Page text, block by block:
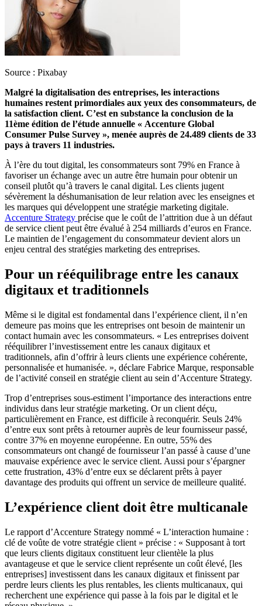
Source : Pixabay
Malgré la digitalisation des entreprises, les interactions
humaines restent primordiales aux yeux des consommateurs, de
la satisfaction client. C’est en substance la conclusion de la
11ème édition de l’étude annuelle « Accenture Global
Consumer Pulse Survey », menée auprès de 24.489 clients de 33
pays à travers 11 industries.
À l’ère du tout digital, les consommateurs sont 79% en France à
favoriser un échange avec un autre être humain pour obtenir un
conseil plutôt qu’à travers le canal digital. Les clients jugent
sévèrement la déshumanisation de leur relation avec les enseignes et
les marques qui développent une stratégie marketing digitale.
Accenture Strategy précise que le coût de l’attrition due à un défaut
de service client peut être évalué à 254 milliards d’euros en France.
Le maintien de l’engagement du consommateur devient alors un
enjeu central des stratégies marketing des entreprises.
Pour un rééquilibrage entre les canaux
digitaux et traditionnels
Même si le digital est fondamental dans l’expérience client, il n’en
demeure pas moins que les entreprises ont besoin de maintenir un
contact humain avec les consommateurs. « Les entreprises doivent
rééquilibrer l’investissement entre les canaux digitaux et
traditionnels, afin d’offrir à leurs clients une expérience cohérente,
personnalisée et humanisée. », déclare Fabrice Marque, responsable
de l’activité conseil en stratégie client au sein d’Accenture Strategy.
Trop d’entreprises sous-estiment l’importance des interactions entre
individus dans leur stratégie marketing. Or un client déçu,
particulièrement en France, est difficile à reconquérir. Seuls 24%
d’entre eux sont prêts à retourner auprès de leur fournisseur passé,
contre 37% en moyenne européenne. En outre, 55% des
consommateurs ont changé de fournisseur l’an passé à cause d’une
mauvaise expérience avec le service client. Aussi pour s’épargner
cette frustration, 43% d’entre eux se déclarent prêts à payer
davantage des produits qui offrent un service de meilleure qualité.
L’expérience client doit être multicanale
Le rapport d’Accenture Strategy nommé « L’interaction humaine :
clé de voûte de votre stratégie client » précise : « Supposant à tort
que leurs clients digitaux constituent leur clientèle la plus
avantageuse et que le service client représente un coût élevé, [les
entreprises] investissent dans les canaux digitaux et finissent par
perdre leurs clients les plus rentables, les clients multicanaux, qui
recherchent une expérience qui passe à la fois par le digital et le